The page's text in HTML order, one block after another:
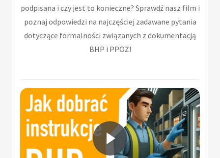
podpisana i czy jest to konieczne? Sprawdź nasz film i
poznaj odpowiedzi na najczęściej zadawane pytania
dotyczące formalności związanych z dokumentacją
BHP i PPOŻ!